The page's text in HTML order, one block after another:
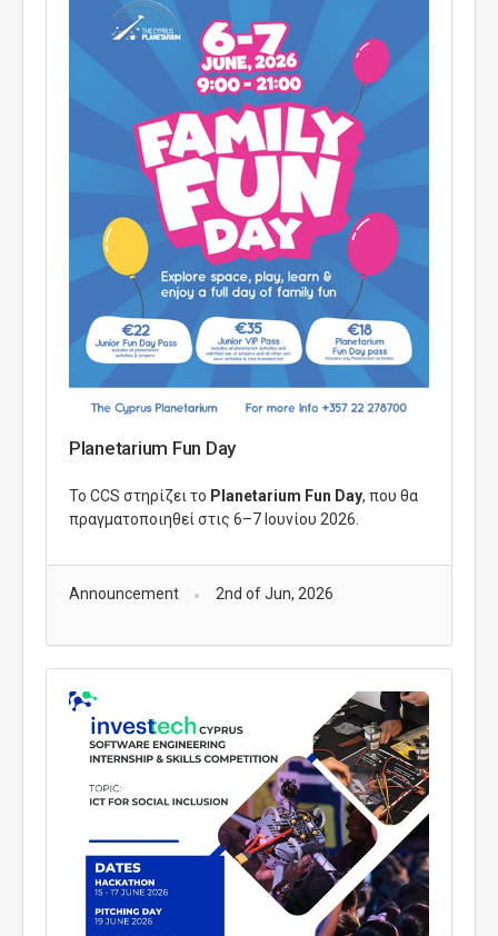
Planetarium Fun Day
Το CCS στηρίζει το Planetarium Fun Day, που θα
πραγματοποιηθεί στις 6–7 Ιουνίου 2026.
Announcement 2nd of Jun, 2026